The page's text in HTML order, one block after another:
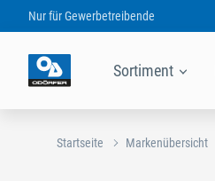
Nur fürGewerbetreibende
Sortiment
Startseite Markenübersicht